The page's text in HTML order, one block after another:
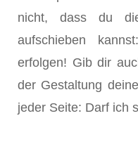
nicht, dass du
aufschieben
erfolgen! Gib dir
der Gestaltung
jeder Seite: Darf ich